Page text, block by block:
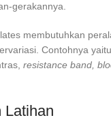
gerakannya.
membutuhkan
Contohnya yaitu
resistance band,
Latihan